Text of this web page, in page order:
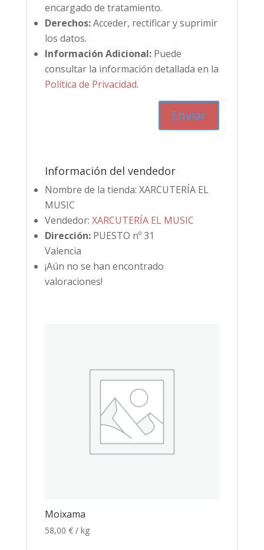
encargado de tratamiento.
Derechos:Acceder, rectificar y suprimir
los datos.
Información Adicional:Puede
consultar la información detallada en la
Política de Privacidad.
Información del vendedor
Nombre de la tienda: XARCUTERÍA EL
MUSIC
Vendedor: XARCUTERÍA EL MUSIC
Dirección: PUESTO nº 31
Valencia
¡Aún no se han encontrado
valoraciones!
Moixama
58,00 € / kg